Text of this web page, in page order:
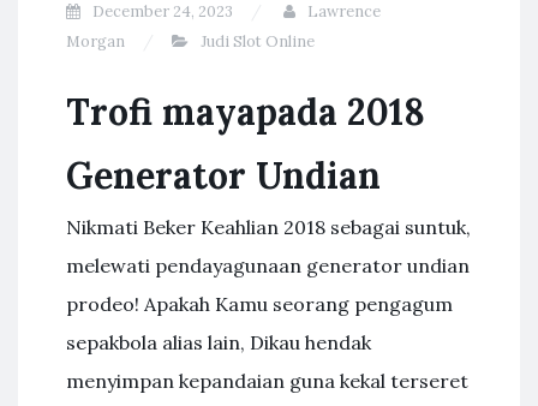
December 24, 2023
Lawrence
Morgan
Judi Slot Online
Trofi mayapada 2018
Generator Undian
Nikmati Beker Keahlian 2018 sebagai suntuk,
melewati pendayagunaan generator undian
prodeo! Apakah Kamu seorang pengagum
sepakbola alias lain, Dikau hendak
menyimpan kepandaian guna kekal terseret